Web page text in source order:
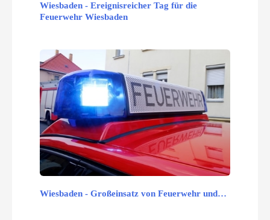
Wiesbaden - Ereignisreicher Tag für die
Feuerwehr Wiesbaden
Wiesbaden - Großeinsatz von Feuerwehr und…